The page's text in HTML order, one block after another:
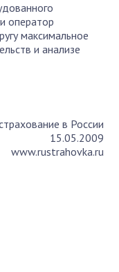
оператор
максимальное
и анализе
в России
15.05.2009
www.rustrahovka.ru